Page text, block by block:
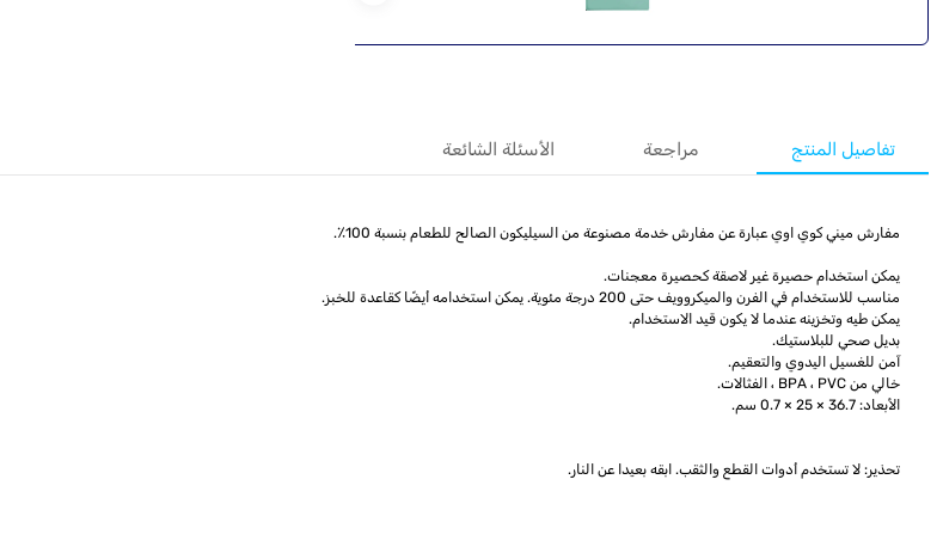
تفاصيل المنتج مراجعة الأسئلة الشائعة
مفارش ميني كوي اوي عبارة عن مفارش خدمة مصنوعة من السيليكون الصالح للطعام بنسبة 100٪.
يمكن استخدام حصيرة غير لاصقة كحصيرة معجنات.
مناسب للاستخدام في الفرن والميكروويف حتى 200 درجة مئوية. يمكن استخدامه أيضًا كقاعدة للخبز.
يمكن طيه وتخزينه عندما لا يكون قيد الاستخدام.
بديل صحي للبلاستيك.
آمن للغسيل اليدوي والتعقيم.
خالي من BPA ، PVC ، الفثالات.
الأبعاد: 36.7 × 25 × 0.7 سم.
تحذير: لا تستخدم أدوات القطع والثقب. ابقه بعيدا عن النار.